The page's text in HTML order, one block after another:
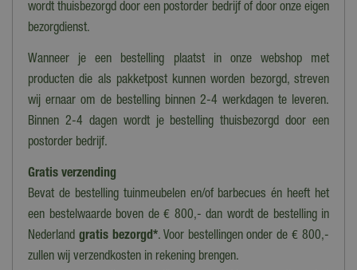
Lengte
Hoogte
94 cm
wordt thuisbezorgd door een postorder bedrijf of door onze eigen
bezorgdienst.
Wanneer je een bestelling plaatst in onze webshop met
producten die als pakketpost kunnen worden bezorgd, streven
wij ernaar om de bestelling binnen 2-4 werkdagen te leveren.
Binnen 2-4 dagen wordt je bestelling thuisbezorgd door een
postorder bedrijf.
Gratis verzending
Bevat de bestelling tuinmeubelen en/of barbecues én heeft het
een bestelwaarde boven de € 800,- dan wordt de bestelling in
Nederland gratis bezorgd*. Voor bestellingen onder de € 800,-
zullen wij verzendkosten in rekening brengen.